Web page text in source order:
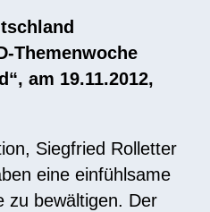
Themenwoche
am 19.11.2012,
Siegfried Rolletter
eine einfühlsame
zu bewältigen. Der